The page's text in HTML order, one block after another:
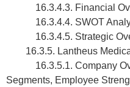
16.3.4.3. Financial
16.3.4.4. SWOT
16.3.4.5. Strategic
16.3.5. Lantheus
16.3.5.1. Company
Segments, Employee